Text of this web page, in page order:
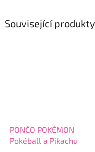
Související produkty
PONČO POKÉMON
Pokéball a Pikachu